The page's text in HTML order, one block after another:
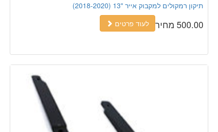
תיקון רמקולים למקבוק אייר "13 (2018-2020)
לעוד פרטים
500.00 מחיר